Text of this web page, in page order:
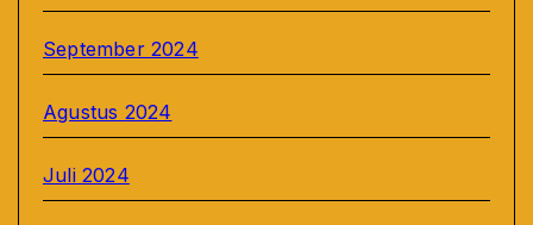
September 2024
Agustus 2024
Juli 2024